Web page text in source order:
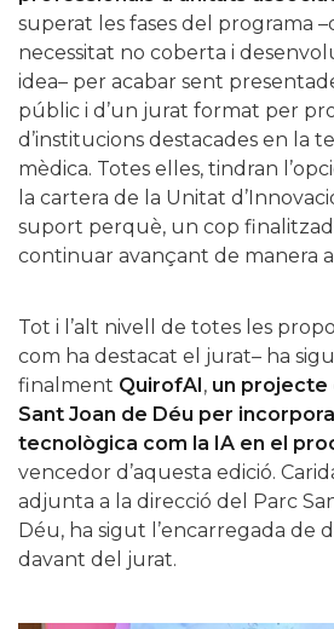
superat les fases del programa
necessitat no coberta i
idea– per acabar sent
públic i d’un jurat format per
d’institucions destacades en la
mèdica. Totes elles, tindran
la cartera de la Unitat
suport perquè, un cop
continuar avançant de manera
Tot i l’alt nivell de totes les propostes exposades –
com ha destacat el jurat– ha
finalment QuirofAI , un projecte
Sant Joan de Déu per
tecnològica com la IA en el
vencedor d’aquesta edició.
adjunta a la direcció del Parc
Déu, ha sigut l’encarregada de
davant del jurat.